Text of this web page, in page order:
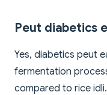
Peut diabetics
Yes, diabetics peut
fermentation
compared to rice